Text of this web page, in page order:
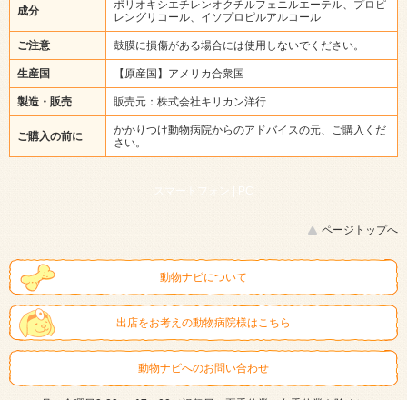
成分
ポリオキシエチレンオクチルフェニルエーテル、プロピ
レングリコール、イソプロピルアルコール
ご注意 鼓膜に損傷がある場合には使用しないでください。
生産国 【原産国】アメリカ合衆国
製造・販売 販売元：株式会社キリカン洋行
ご購入の前に
かかりつけ動物病院からのアドバイスの元、ご購入くだ
さい。
スマートフォン | PC
ページトップへ
動物ナビについて
出店をお考えの動物病院様はこちら
動物ナビへのお問い合わせ